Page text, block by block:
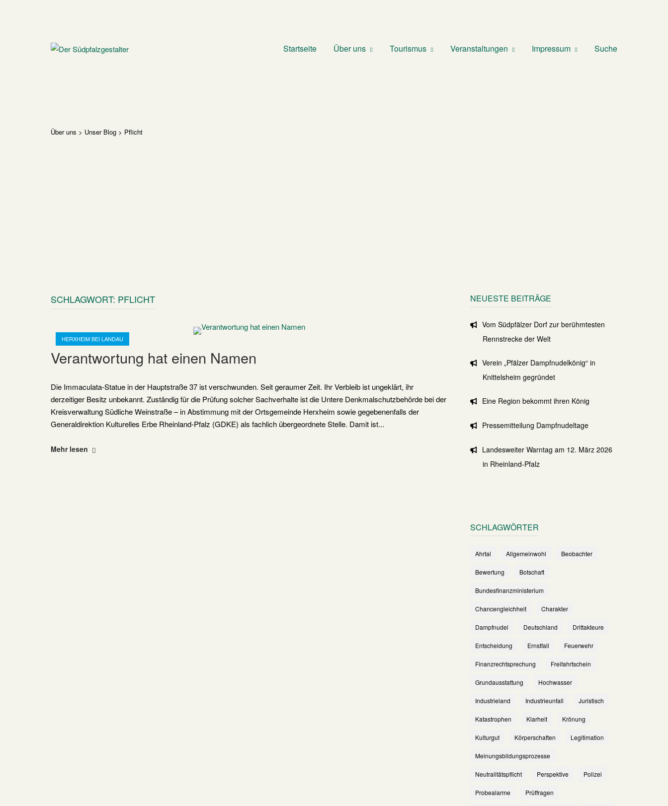
Home
Startseite Über uns Tourismus Veranstaltungen Impressum Suche
Über uns > Unser Blog > Pflicht
SCHLAGWORT: PFLICHT
HERXHEIM BEI LANDAU
Open post
Verantwortung hat einen Namen
Die Immaculata-Statue in der Hauptstraße 37 ist verschwunden. Seit geraumer Zeit. Ihr Verbleib ist ungeklärt, ihr
derzeitiger Besitz unbekannt. Zuständig für die Prüfung solcher Sachverhalte ist die Untere Denkmalschutzbehörde bei der
Kreisverwaltung Südliche Weinstraße – in Abstimmung mit der Ortsgemeinde Herxheim sowie gegebenenfalls der
Generaldirektion Kulturelles Erbe Rheinland-Pfalz (GDKE) als fachlich übergeordnete Stelle. Damit ist...
"Verantwortung
Mehr lesen
NEUESTE BEITRÄGE
Vom Südpfälzer Dorf zur berühmtesten
Rennstrecke der Welt
Verein „Pfälzer Dampfnudelkönig“ in
Knittelsheim gegründet
Eine Region bekommt ihren König
Pressemitteilung Dampfnudeltage
Landesweiter Warntag am 12. März 2026
in Rheinland-Pfalz
SCHLAGWÖRTER
Ahrtal Allgemeinwohl Beobachter
Bewertung Botschaft
Bundesfinanzministerium
Chancengleichheit Charakter
Dampfnudel Deutschland Drittakteure
Entscheidung Ernstfall Feuerwehr
Finanzrechtsprechung Freifahrtschein
Grundausstattung Hochwasser
Industrieland Industrieunfall Juristisch
Katastrophen Klarheit Krönung
Kulturgut Körperschaften Legitimation
Meinungsbildungsprozesse
Neutralitätspflicht Perspektive Polizei
Probealarme Prüffragen